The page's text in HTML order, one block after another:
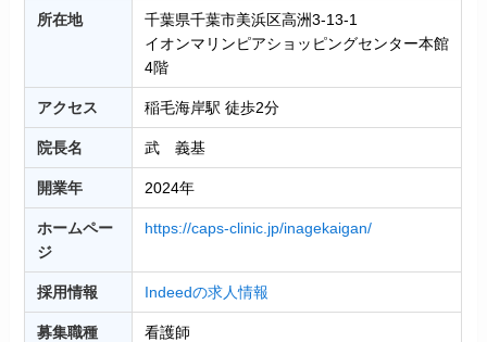
所在地
千葉県千葉市美浜区高洲3-13-1
イオンマリンピアショッピングセンター本館
4階
アクセス 稲毛海岸駅 徒歩2分
院長名 武 義基
開業年 2024年
ホームペー
ジ
https://caps-clinic.jp/inagekaigan/
採用情報 Indeedの求人情報
募集職種 看護師